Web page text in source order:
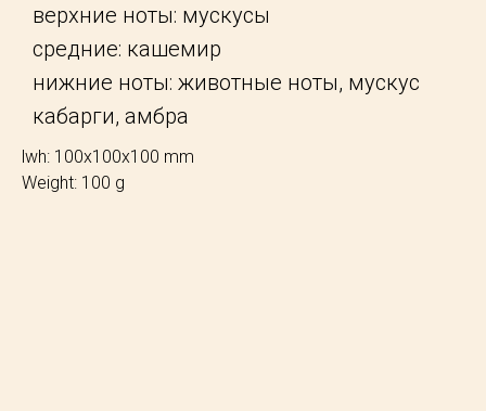
верхние ноты: мускусы
средние: кашемир
нижние ноты: животные ноты, мускус
кабарги, амбра
lwh: 100x100x100 mm
Weight: 100 g